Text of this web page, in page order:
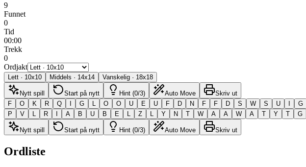
9
Funnet
0
Tid
00:00
Trekk
0
Ordjakt
Lett · 10x10 Middels · 14x14 Vanskelig · 18x18
Nytt spill Start på nytt Hint (0/3) Auto Move
Skriv ut
F
O K R Q I G L O O U E U F D N F F D S W S U I G
P
V L R I A B U B E L Z L Y N T W A A W A T Y T G
Nytt spill Start på nytt Hint (0/3) Auto Move Skriv ut
Ordliste